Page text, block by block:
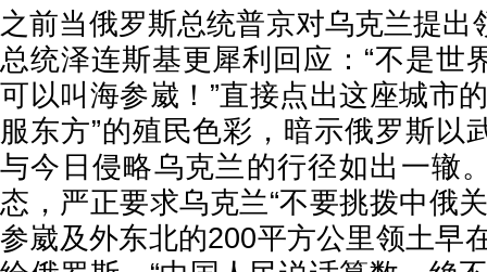
之前当俄罗斯总统普京对乌克兰提出
总统泽连斯基更犀利回应：“不是世
可以叫海参崴！”直接点出这座城市
服东方”的殖民色彩，暗示俄罗斯以
与今日侵略乌克兰的行径如出一辙
态，严正要求乌克兰“不要挑拨中俄
参崴及外东北的200平方公里领土早